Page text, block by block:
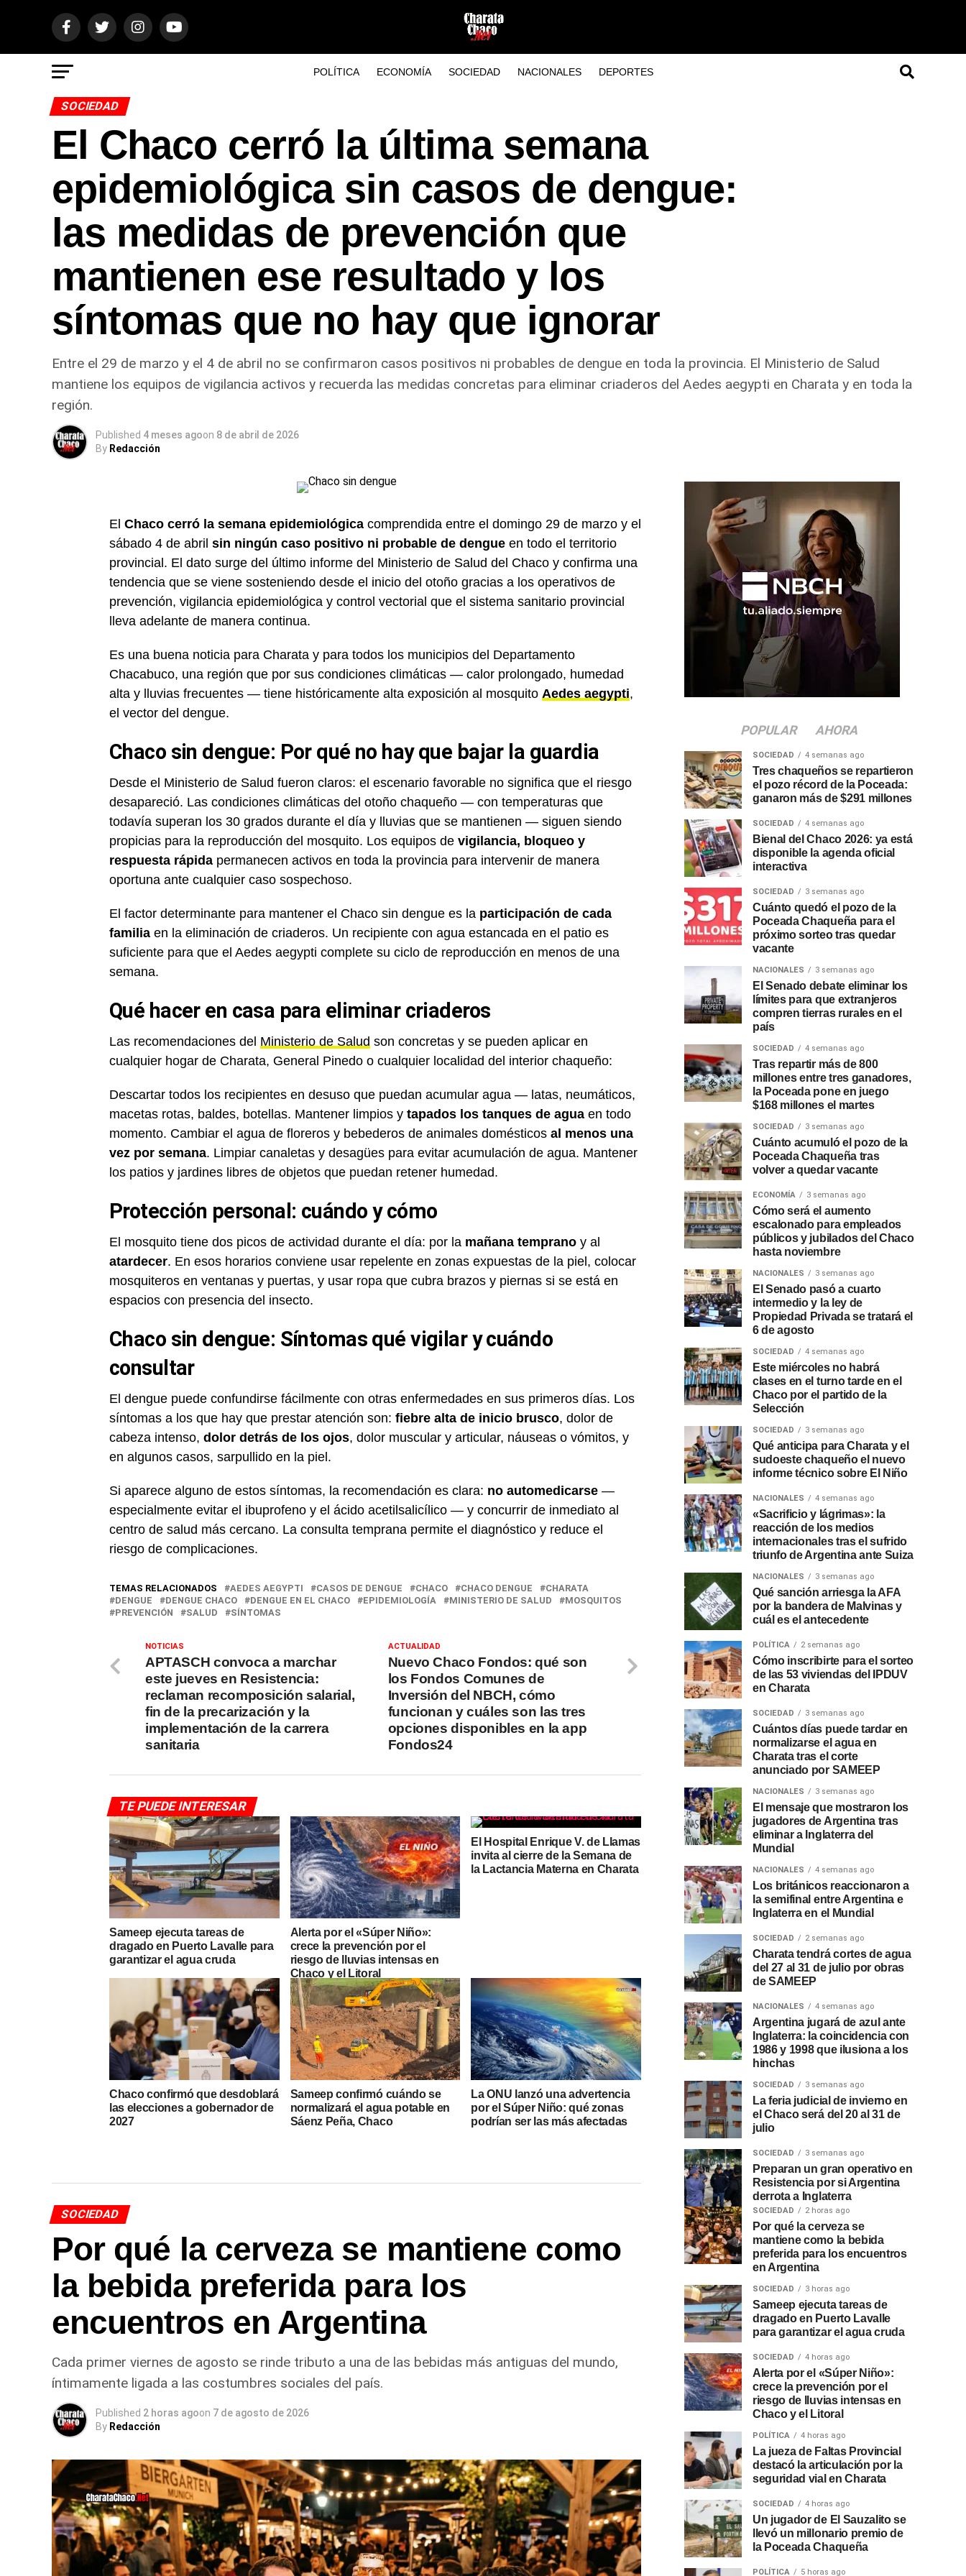
POLÍTICA ECONOMÍA SOCIEDAD NACIONALES DEPORTES
SOCIEDAD
El Chaco cerró la última semana
epidemiológica sin casos de dengue:
las medidas de prevención que
mantienen ese resultado y los
síntomas que no hay que ignorar
Entre el 29 de marzo y el 4 de abril no se confirmaron casos positivos ni probables de dengue en toda la provincia. El Ministerio de Salud
mantiene los equipos de vigilancia activos y recuerda las medidas concretas para eliminar criaderos del Aedes aegypti en Charata y en toda la
región.
Published 4 meses agoon 8 de abril de 2026
By Redacción
El Chaco cerró la semana epidemiológica comprendida entre el domingo 29 de marzo y el
sábado 4 de abril sin ningún caso positivo ni probable de dengue en todo el territorio
provincial. El dato surge del último informe del Ministerio de Salud del Chaco y confirma una
tendencia que se viene sosteniendo desde el inicio del otoño gracias a los operativos de
prevención, vigilancia epidemiológica y control vectorial que el sistema sanitario provincial
lleva adelante de manera continua.
Es una buena noticia para Charata y para todos los municipios del Departamento
Chacabuco, una región que por sus condiciones climáticas — calor prolongado, humedad
alta y lluvias frecuentes — tiene históricamente alta exposición al mosquito Aedes aegypti,
el vector del dengue.
Chaco sin dengue: Por qué no hay que bajar la guardia
Desde el Ministerio de Salud fueron claros: el escenario favorable no significa que el riesgo
desapareció. Las condiciones climáticas del otoño chaqueño — con temperaturas que
todavía superan los 30 grados durante el día y lluvias que se mantienen — siguen siendo
propicias para la reproducción del mosquito. Los equipos de vigilancia, bloqueo y
respuesta rápida permanecen activos en toda la provincia para intervenir de manera
oportuna ante cualquier caso sospechoso.
El factor determinante para mantener el Chaco sin dengue es la participación de cada
familia en la eliminación de criaderos. Un recipiente con agua estancada en el patio es
suficiente para que el Aedes aegypti complete su ciclo de reproducción en menos de una
semana.
Qué hacer en casa para eliminar criaderos
Las recomendaciones del Ministerio de Salud son concretas y se pueden aplicar en
cualquier hogar de Charata, General Pinedo o cualquier localidad del interior chaqueño:
Descartar todos los recipientes en desuso que puedan acumular agua — latas, neumáticos,
macetas rotas, baldes, botellas. Mantener limpios y tapados los tanques de agua en todo
momento. Cambiar el agua de floreros y bebederos de animales domésticos al menos una
vez por semana. Limpiar canaletas y desagües para evitar acumulación de agua. Mantener
los patios y jardines libres de objetos que puedan retener humedad.
Protección personal: cuándo y cómo
El mosquito tiene dos picos de actividad durante el día: por la mañana temprano y al
atardecer. En esos horarios conviene usar repelente en zonas expuestas de la piel, colocar
mosquiteros en ventanas y puertas, y usar ropa que cubra brazos y piernas si se está en
espacios con presencia del insecto.
Chaco sin dengue: Síntomas qué vigilar y cuándo
consultar
El dengue puede confundirse fácilmente con otras enfermedades en sus primeros días. Los
síntomas a los que hay que prestar atención son: fiebre alta de inicio brusco, dolor de
cabeza intenso, dolor detrás de los ojos, dolor muscular y articular, náuseas o vómitos, y
en algunos casos, sarpullido en la piel.
Si aparece alguno de estos síntomas, la recomendación es clara: no automedicarse —
especialmente evitar el ibuprofeno y el ácido acetilsalicílico — y concurrir de inmediato al
centro de salud más cercano. La consulta temprana permite el diagnóstico y reduce el
riesgo de complicaciones.
TEMAS RELACIONADOS AEDES AEGYPTI CASOS DE DENGUE CHACO CHACO DENGUE
CHARATA
DENGUE
DENGUE CHACO DENGUE EN EL CHACO EPIDEMIOLOGÍA MINISTERIO DE SALUD
MOSQUITOS
PREVENCIÓN
SALUD SÍNTOMAS
ACTUALIDAD
Nuevo Chaco Fondos: qué son
los Fondos Comunes de
Inversión del NBCH, cómo
funcionan y cuáles son las tres
opciones disponibles en la app
Fondos24
NOTICIAS
APTASCH convoca a marchar
este jueves en Resistencia:
reclaman recomposición salarial,
fin de la precarización y la
implementación de la carrera
sanitaria
TE PUEDE INTERESAR
Sameep ejecuta tareas de
dragado en Puerto Lavalle para
garantizar el agua cruda
Alerta por el «Súper Niño»:
crece la prevención por el
riesgo de lluvias intensas en
Chaco y el Litoral
El Hospital Enrique V. de Llamas
invita al cierre de la Semana de
la Lactancia Materna en Charata
Chaco confirmó que desdoblará
las elecciones a gobernador de
2027
Sameep confirmó cuándo se
normalizará el agua potable en
Sáenz Peña, Chaco
La ONU lanzó una advertencia
por el Súper Niño: qué zonas
podrían ser las más afectadas
SOCIEDAD
Por qué la cerveza se mantiene como
la bebida preferida para los
encuentros en Argentina
Cada primer viernes de agosto se rinde tributo a una de las bebidas más antiguas del mundo,
íntimamente ligada a las costumbres sociales del país.
Published 2 horas agoon 7 de agosto de 2026
By Redacción
POPULAR AHORA
SOCIEDAD 4 semanas ago
Tres chaqueños se repartieron
el pozo récord de la Poceada:
ganaron más de $291 millones
SOCIEDAD 4 semanas ago
Bienal del Chaco 2026: ya está
disponible la agenda oficial
interactiva
SOCIEDAD 3 semanas ago
Cuánto quedó el pozo de la
Poceada Chaqueña para el
próximo sorteo tras quedar
vacante
NACIONALES 3 semanas ago
El Senado debate eliminar los
límites para que extranjeros
compren tierras rurales en el
país
SOCIEDAD 4 semanas ago
Tras repartir más de 800
millones entre tres ganadores,
la Poceada pone en juego
$168 millones el martes
SOCIEDAD 3 semanas ago
Cuánto acumuló el pozo de la
Poceada Chaqueña tras
volver a quedar vacante
ECONOMÍA 3 semanas ago
Cómo será el aumento
escalonado para empleados
públicos y jubilados del Chaco
hasta noviembre
NACIONALES 3 semanas ago
El Senado pasó a cuarto
intermedio y la ley de
Propiedad Privada se tratará el
6 de agosto
SOCIEDAD 4 semanas ago
Este miércoles no habrá
clases en el turno tarde en el
Chaco por el partido de la
Selección
SOCIEDAD 3 semanas ago
Qué anticipa para Charata y el
sudoeste chaqueño el nuevo
informe técnico sobre El Niño
NACIONALES 4 semanas ago
«Sacrificio y lágrimas»: la
reacción de los medios
internacionales tras el sufrido
triunfo de Argentina ante Suiza
NACIONALES 3 semanas ago
Qué sanción arriesga la AFA
por la bandera de Malvinas y
cuál es el antecedente
POLÍTICA 2 semanas ago
Cómo inscribirte para el sorteo
de las 53 viviendas del IPDUV
en Charata
SOCIEDAD 3 semanas ago
Cuántos días puede tardar en
normalizarse el agua en
Charata tras el corte
anunciado por SAMEEP
NACIONALES 3 semanas ago
El mensaje que mostraron los
jugadores de Argentina tras
eliminar a Inglaterra del
Mundial
NACIONALES 4 semanas ago
Los británicos reaccionaron a
la semifinal entre Argentina e
Inglaterra en el Mundial
SOCIEDAD 2 semanas ago
Charata tendrá cortes de agua
del 27 al 31 de julio por obras
de SAMEEP
NACIONALES 4 semanas ago
Argentina jugará de azul ante
Inglaterra: la coincidencia con
1986 y 1998 que ilusiona a los
hinchas
SOCIEDAD 3 semanas ago
La feria judicial de invierno en
el Chaco será del 20 al 31 de
julio
SOCIEDAD 3 semanas ago
Preparan un gran operativo en
Resistencia por si Argentina
derrota a Inglaterra
SOCIEDAD 2 horas ago
Por qué la cerveza se
mantiene como la bebida
preferida para los encuentros
en Argentina
SOCIEDAD 3 horas ago
Sameep ejecuta tareas de
dragado en Puerto Lavalle
para garantizar el agua cruda
SOCIEDAD 4 horas ago
Alerta por el «Súper Niño»:
crece la prevención por el
riesgo de lluvias intensas en
Chaco y el Litoral
POLÍTICA 4 horas ago
La jueza de Faltas Provincial
destacó la articulación por la
seguridad vial en Charata
SOCIEDAD 4 horas ago
Un jugador de El Sauzalito se
llevó un millonario premio de
la Poceada Chaqueña
POLÍTICA 5 horas ago